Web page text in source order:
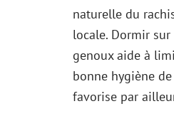
naturelle du
locale. Dormir
genoux aide à
bonne hygiène
favorise par